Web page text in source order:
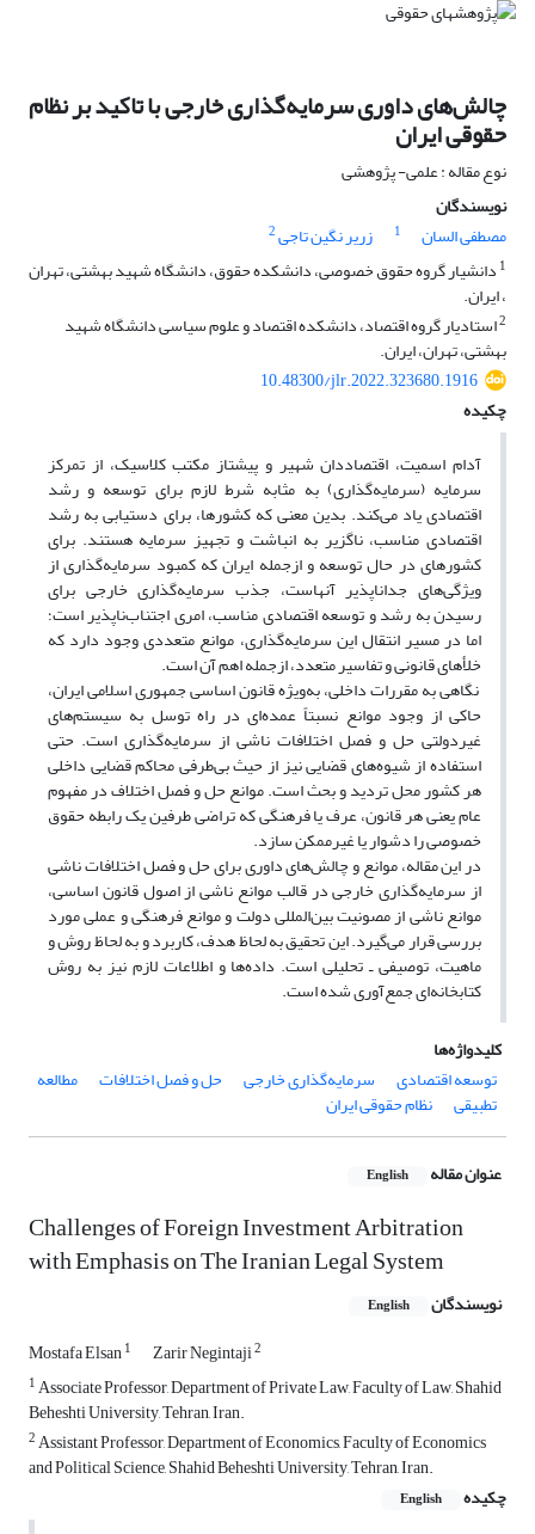
چالش‌های داوری سرمایه‌گذاری خارجی با تاکید بر نظام
حقوقی ایران
نوع مقاله : علمی- پژوهشی
نویسندگان
مصطفی السان
1 زریر نگین تاجی2
1 دانشیار گروه حقوق خصوصی، دانشکده حقوق، دانشگاه شهید بهشتی، تهران
، ایران.
2استادیار گروه اقتصاد، دانشکده اقتصاد و علوم سیاسی دانشگاه شهید
بهشتی، تهران، ایران.
10.48300/jlr.2022.323680.1916
چکیده
آدام اسمیت، اقتصاددان شهیر و پیشتاز مکتب کلاسیک، از تمرکز
سرمایه (سرمایه‌گذاری) به مثابه شرط لازم برای توسعه و رشد
اقتصادی یاد می‌کند. بدین معنی که کشورها، برای دستیابی به رشد
اقتصادی مناسب، ناگزیر به انباشت و تجهیز سرمایه هستند. برای
کشورهای در حال توسعه و ازجمله ایران که کمبود سرمایه‌گذاری از
ویژگی‌های جداناپذیر آنهاست، جذب سرمایه‌گذاری خارجی برای
رسیدن به رشد و توسعه اقتصادی مناسب، امری اجتناب‌ناپذیر است؛
اما در مسیر انتقال این سرمایه‌گذاری، موانع متعددی وجود دارد که
خلأهای قانونی و تفاسیر متعدد، ازجمله اهم آن است.
نگاهی به مقررات داخلی، به‌ویژه قانون اساسی جمهوری اسلامی ایران،
حاکی از وجود موانع نسبتاً عمده‌ای در راه توسل به سیستم‌های
غیردولتی حل و فصل اختلافات ناشی از سرمایه‌گذاری است. حتی
استفاده از شیوه‌های قضایی نیز از حیث بی‌طرفی محاکم قضایی داخلی
هر کشور محل تردید و بحث است. موانع حل و فصل اختلاف در مفهوم
عام یعنی هر قانون، عرف یا فرهنگی که تراضی طرفین یک رابطه حقوق
خصوصی را دشوار یا غیرممکن سازد.
در این مقاله، موانع و چالش‌های داوری برای حل و فصل اختلافات ناشی
از سرمایه‌گذاری خارجی در قالب موانع ناشی از اصول قانون اساسی،
موانع ناشی از مصونیت بین‌المللی دولت و موانع فرهنگی و عملی مورد
بررسی قرار می‌گیرد. این تحقیق به لحاظ هدف، کاربرد و به لحاظ روش و
ماهیت، توصیفی ـ تحلیلی است. داده‌ها و اطلاعات لازم نیز به روش
کتابخانه‌ای جمع‌آوری شده است.
کلیدواژه‌ها
توسعه اقتصادی
سرمایه‌گذاری خارجی حل و فصل اختلافات مطالعه
تطبیقی نظام حقوقی ایران
عنوان مقاله English
Challenges of Foreign Investment Arbitration
with Emphasis on The Iranian Legal System
نویسندگان English
Mostafa Elsan1 Zarir Negintaji2
1Associate Professor, Department of Private Law, Faculty of Law, Shahid
Beheshti University, Tehran, Iran.
2Assistant Professor, Department of Economics, Faculty of Economics
and Political Science, Shahid Beheshti University, Tehran, Iran.
چکیده
English